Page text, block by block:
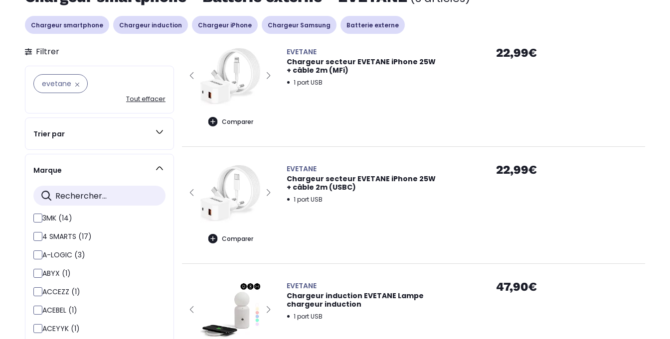
Chargeur smartphone Chargeur induction Chargeur iPhone Chargeur Samsung Batterie externe
Filtrer
evetane
Tout effacer
Trier par
Marque
3MK (14)
4 SMARTS (17)
A-LOGIC (3)
ABYX (1)
ACCEZZ (1)
ACEBEL (1)
ACEYYK (1)
Comparer
EVETANE
Chargeur secteur EVETANE iPhone 25W
+ câble 2m (MFi)
1 port USB
22,99€
Comparer
EVETANE
Chargeur secteur EVETANE iPhone 25W
+ câble 2m (USBC)
1 port USB
22,99€
EVETANE
Chargeur induction EVETANE Lampe
chargeur induction
1 port USB
47,90€